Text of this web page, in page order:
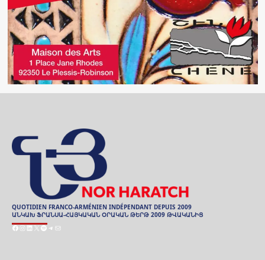
QUOTIDIEN FRANCO-ARMÉNIEN INDÉPENDANT DEPUIS 2009
ԱՆԿԱԽ ՖՐԱՆՍԱ-ՀԱՅԿԱԿԱՆ ՕՐԱԿԱՆ ԹԵՐԹ 2009 ԹՎԱԿԱՆԻՑ
Facebook
Instagram
LinkedIn
X SpotifyTelegram